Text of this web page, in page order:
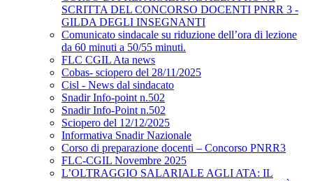
SCRITTA DEL CONCORSO DOCENTI PNRR 3 -
GILDA DEGLI INSEGNANTI
Comunicato sindacale su riduzione dell’ora di lezione
da 60 minuti a 50/55 minuti.
FLC CGIL Ata news
Cobas- sciopero del 28/11/2025
Cisl - News dal sindacato
Snadir Info-point n.502
Snadir Info-Point n.502
Sciopero del 12/12/2025
Informativa Snadir Nazionale
Corso di preparazione docenti – Concorso PNRR3
FLC-CGIL Novembre 2025
L’OLTRAGGIO SALARIALE AGLI ATA: IL